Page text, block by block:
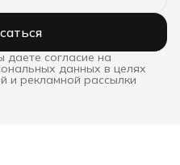
даете согласие на
данных в целях
и рекламной рассылки